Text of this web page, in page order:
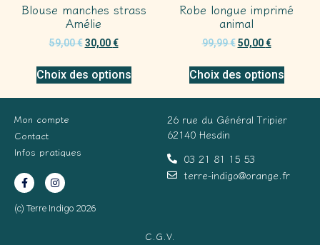
Blouse manches strass
Amélie
59,00€ 30,00€
Choix des options
Robe longue imprimé
animal
99,99€ 50,00€
Choix des options
Mon compte
Contact
Infos pratiques
(c) Terre Indigo 2026
26 rue du Général Tripier
62140 Hesdin
03 21 81 15 53
terre-indigo@orange.fr
C.G.V.